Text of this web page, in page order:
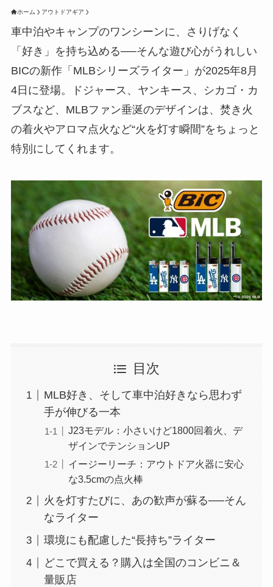
ホーム アウトドアギア
車中泊やキャンプのワンシーンに、さりげなく
「好き」を持ち込める──そんな遊び心がうれしい
BICの新作「MLBシリーズライター」が2025年8月
4日に登場。ドジャース、ヤンキース、シカゴ・カ
ブスなど、MLBファン垂涎のデザインは、焚き火
の着火やアロマ点火など“火を灯す瞬間”をちょっと
特別にしてくれます。
目次
MLB好き、そして車中泊好きなら思わず
手が伸びる一本
J23モデル：小さいけど1800回着火、デ
ザインでテンションUP
イージーリーチ：アウトドア火器に安心
な3.5cmの点火棒
火を灯すたびに、あの歓声が蘇る──そん
なライター
環境にも配慮した“長持ち”ライター
どこで買える？購入は全国のコンビニ＆
量販店